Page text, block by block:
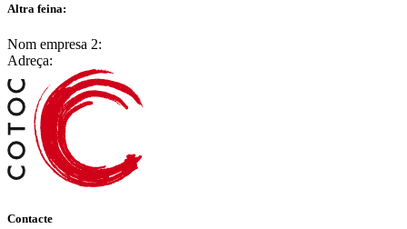
Altra feina:
Nom empresa 2:
Adreça:
Contacte